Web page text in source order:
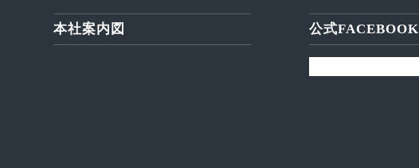
本社案内図 公式FACEBOOK